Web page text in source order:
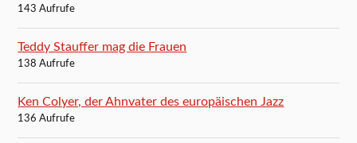
143 Aufrufe
Teddy Stauffer mag die Frauen
138 Aufrufe
Ken Colyer, der Ahnvater des europäischen Jazz
136 Aufrufe